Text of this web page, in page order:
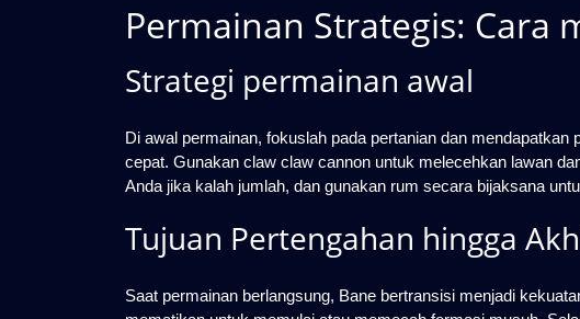
Permainan Strategis: Cara
Strategi permainan awal
Di awal permainan, fokuslah pada pertanian dan
cepat. Gunakan claw claw cannon untuk melecehkan lawan
Anda jika kalah jumlah, dan gunakan rum secara bijaksana
Tujuan Pertengahan hingga
Saat permainan berlangsung, Bane bertransisi menjadi